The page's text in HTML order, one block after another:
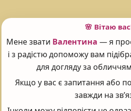
Поставте
Рейтинг: 5
Проголосувало:
🌸 Вітаю
Мене звати Валентина — я
і з радістю допоможу вам
для догляду за обличчям
Якщо у вас є запитання або
завжди на